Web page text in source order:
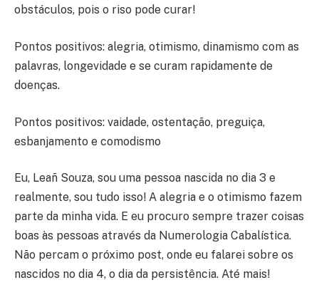
obstáculos, pois o riso pode curar!
Pontos positivos: alegria, otimismo, dinamismo com as
palavras, longevidade e se curam rapidamente de
doenças.
Pontos positivos: vaidade, ostentação, preguiça,
esbanjamento e comodismo
Eu, Leañ Souza, sou uma pessoa nascida no dia 3 e
realmente, sou tudo isso! A alegria e o otimismo fazem
parte da minha vida. E eu procuro sempre trazer coisas
boas às pessoas através da Numerologia Cabalística.
Não percam o próximo post, onde eu falarei sobre os
nascidos no dia 4, o dia da persistência. Até mais!